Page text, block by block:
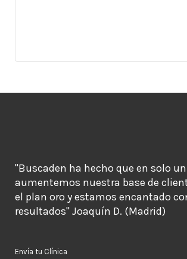
"Buscaden ha hecho que en solo
aumentemos nuestra base de
el plan oro y estamos encantado
resultados" Joaquín D. (Madrid)
Envía tu Clínica